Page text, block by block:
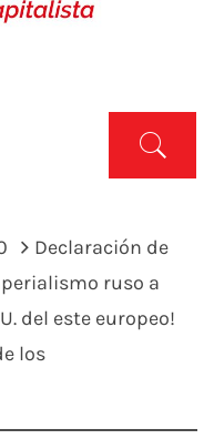
Declaración de
ruso a
del este europeo!
los